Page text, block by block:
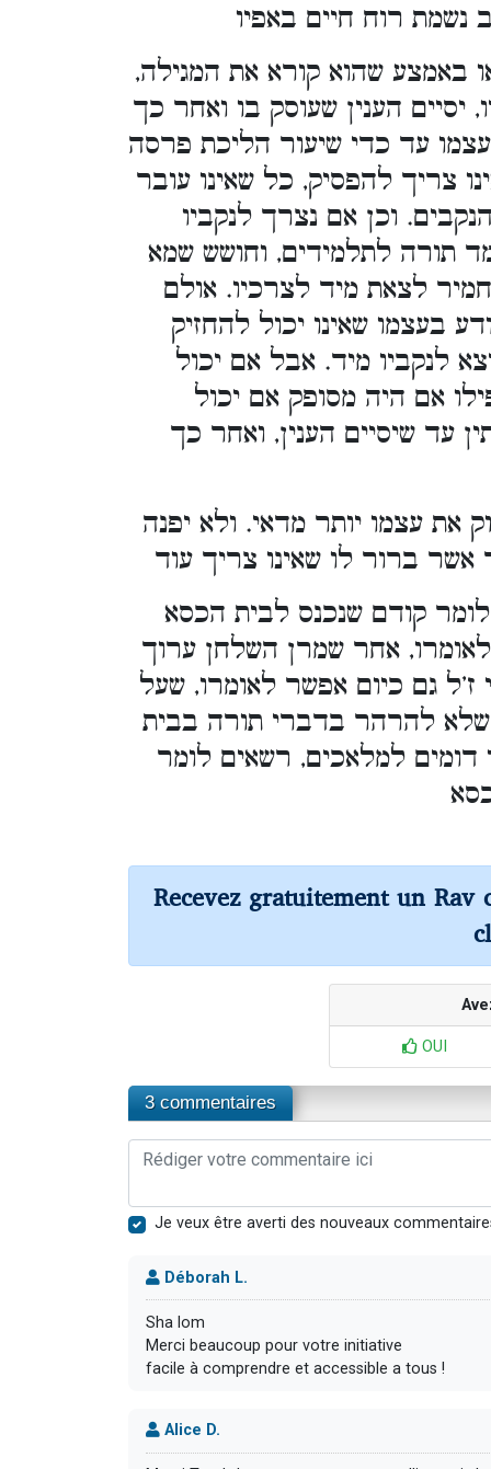
נשמת רוח חיים באפיו
באמצע שהוא קורא את המגילה,
יסיים הענין שעוסק בו ואחר כך
עצמו עד כדי שיעור הליכת פרסה
צריך להפסיק, כל שאינו עובר
וכן אם נצרך לנקביו
תורה לתלמידים, וחושש שמא
לצאת מיד לצרכיו. אולם
בעצמו שאינו יכול להחזיק
לנקביו מיד. אבל אם יכול
אם היה מסופק אם יכול
עד שיסיים הענין, ואחר כך
את עצמו יותר מדאי. ולא יפנה
ברור לו שאינו צריך עוד
לומר קודם שנכנס לבית הכסא
אחר שמרן השלחן ערוך
גם כיום אפשר לאומרו, שעל
שלא להרהר בדברי תורה בבית
דומים למלאכים, רשאים לומר
Recevez gratuitement un Rav
OUI
3 commentaires
Je veux être averti des nouveaux
Déborah L.
Sha lom
Merci beaucoup pour votre initiative
facile à comprendre et accessible a tous !
Alice D.